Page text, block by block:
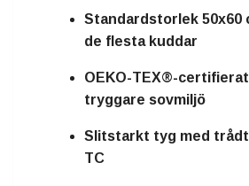
Standardstorlek 50x60
de flesta kuddar
OEKO-TEX®-
tryggare sovmiljö
Slitstarkt tyg med
TC